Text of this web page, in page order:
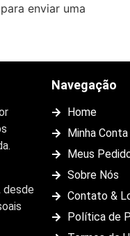
para enviar uma
desde
Navegação
Home
Minha Conta
Meus
Sobre Nós
Contato &
Política de